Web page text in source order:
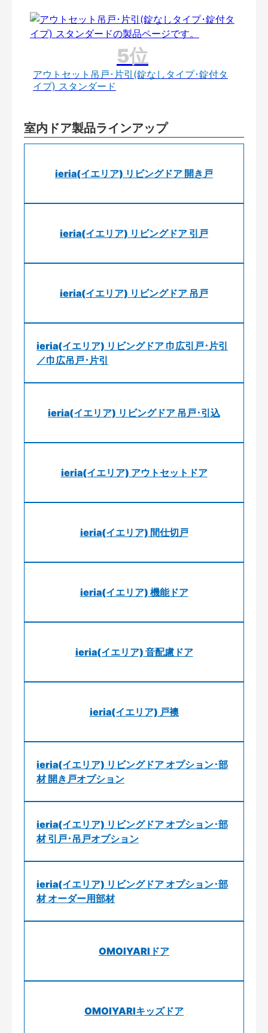
アウトセット吊戸･片引(錠なしタイプ･錠付タ
イプ) スタンダード
室内ドア製品ラインアップ
ieria(イエリア) リビングドア 開き戸
ieria(イエリア) リビングドア 引戸
ieria(イエリア) リビングドア 吊戸
ieria(イエリア) リビングドア 巾広引戸･片引
／巾広吊戸･片引
ieria(イエリア) リビングドア 吊戸･引込
ieria(イエリア) アウトセットドア
ieria(イエリア) 間仕切戸
ieria(イエリア) 機能ドア
ieria(イエリア) 音配慮ドア
ieria(イエリア) 戸襖
ieria(イエリア) リビングドア オプション･部
材 開き戸オプション
ieria(イエリア) リビングドア オプション･部
材 引戸･吊戸オプション
ieria(イエリア) リビングドア オプション･部
材 オーダー用部材
OMOIYARIドア
OMOIYARIキッズドア